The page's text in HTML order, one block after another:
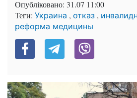
Опубліковано: 31.07 11:00
Теги: Украина , отказ ,
реформа медицины